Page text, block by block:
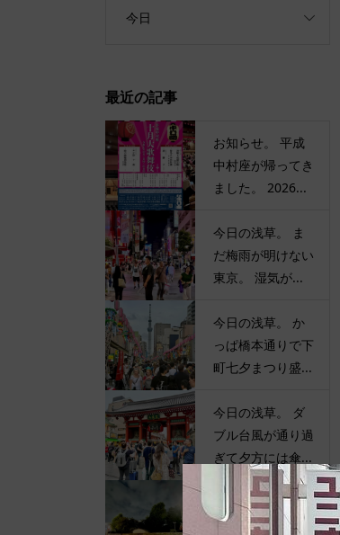
今日
最近の記事
お知らせ。 平成
中村座が帰ってき
ました。 2026...
今日の浅草。 ま
だ梅雨が明けない
東京。 湿気が...
今日の浅草。 か
っぱ橋本通りで下
町七夕まつり盛...
今日の浅草。 ダ
ブル台風が通り過
ぎて夕方には傘...
今日の浅草。 伝
法院通りの路上店